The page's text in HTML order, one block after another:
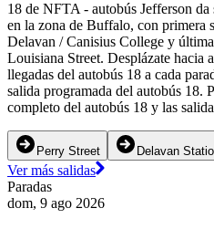
18 de NFTA - autobús Jefferson
en la zona de Buffalo, con primera
Delavan / Canisius College y
Louisiana Street. Desplázate hacia
llegadas del autobús 18 a cada
salida programada del autobús 18.
completo del autobús 18 y las
Perry Street Delavan
Ver más salidas
Paradas
dom, 9 ago 2026